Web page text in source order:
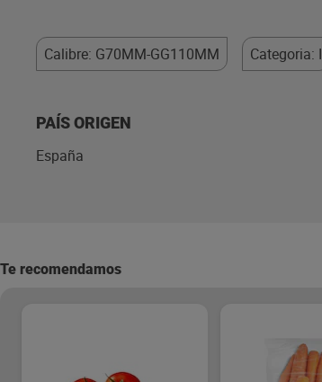
Calibre: G70MM-GG110MM Categoria: I
PAÍS ORIGEN
España
Te recomendamos